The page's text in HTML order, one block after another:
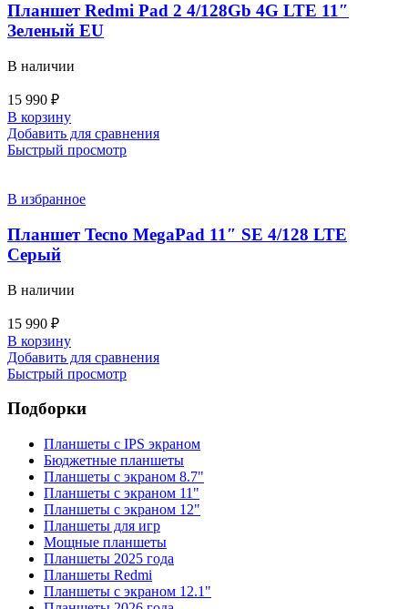
Планшет Redmi Pad 2 4/128Gb 4G LTE 11″
Зеленый EU
В наличии
15 990 ₽
В корзину
Добавить для сравнения
Быстрый просмотр
В избранное
Планшет Tecno MegaPad 11″ SE 4/128 LTE
Серый
В наличии
15 990 ₽
В корзину
Добавить для сравнения
Быстрый просмотр
Подборки
Планшеты с IPS экраном
Бюджетные планшеты
Планшеты с экраном 8.7"
Планшеты с экраном 11"
Планшеты с экраном 12"
Планшеты для игр
Мощные планшеты
Планшеты 2025 года
Планшеты Redmi
Планшеты с экраном 12.1"